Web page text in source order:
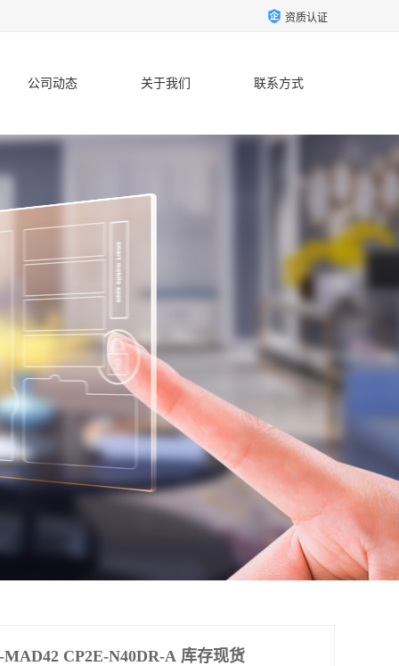
资质认证
公司动态 关于我们 联系方式
CP2E-N40DR-A 库存现货